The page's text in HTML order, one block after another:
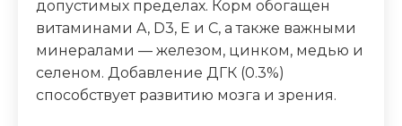
допустимых пределах. Корм обогащен
витаминами A, D3, E и C, а также важными
минералами — железом, цинком, медью и
селеном. Добавление ДГК (0.3%)
способствует развитию мозга и зрения.